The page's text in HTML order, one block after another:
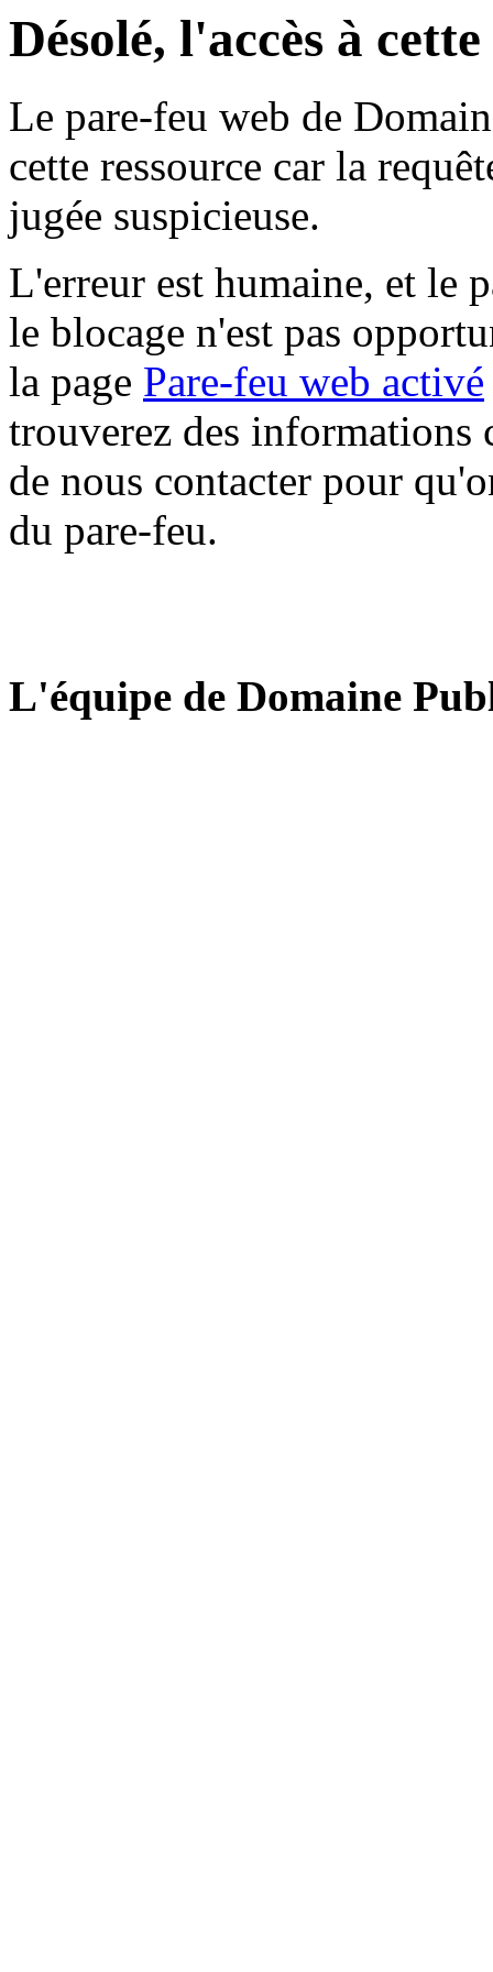
Désolé, l'accès à
Le pare-feu web de
cette ressource car la
jugée suspicieuse.
L'erreur est humaine, et le
le blocage n'est pas
la page Pare-feu web activé
trouverez des informations
de nous contacter pour
du pare-feu.
L'équipe de Domaine